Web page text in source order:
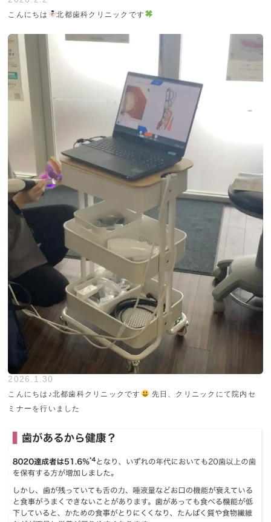
こんにちは 北都歯科クリニックです
2026.1.30
こんにちは♪北都歯科クリニックです
先日、クリニックにて院内セ
ミナーを行いました